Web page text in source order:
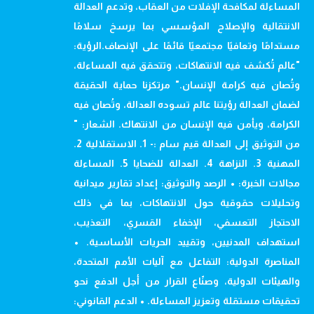
المساءلة لمكافحة الإفلات من العقاب، وتدعم العدالة
الانتقالية والإصلاح المؤسسي بما يرسخ سلامًا
مستدامًا وتعافيًا مجتمعيًا قائمًا على الإنصاف.الرؤية:
"عالم تُكشف فيه الانتهاكات، وتتحقق فيه المساءلة،
وتُصان فيه كرامة الإنسان." مرتكزنا حماية الحقيقة
لضمان العدالة رؤيتنا عالم تسوده العدالة، وتُصان فيه
الكرامة، ويأمن فيه الإنسان من الانتهاك. الشعار: "
من التوثيق إلى العدالة قيم سام :- 1. الاستقلالية 2.
المهنية 3. النزاهة 4. العدالة للضحايا 5. المساءلة
مجالات الخبرة: • الرصد والتوثيق: إعداد تقارير ميدانية
وتحليلات حقوقية حول الانتهاكات، بما في ذلك
الاحتجاز التعسفي، الإخفاء القسري، التعذيب،
استهداف المدنيين، وتقييد الحريات الأساسية. •
المناصرة الدولية: التفاعل مع آليات الأمم المتحدة،
والهيئات الدولية، وصنّاع القرار من أجل الدفع نحو
تحقيقات مستقلة وتعزيز المساءلة. • الدعم القانوني: